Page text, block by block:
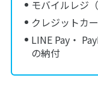
モバイルレジ
クレジットカ
LINE Pay・
の納付